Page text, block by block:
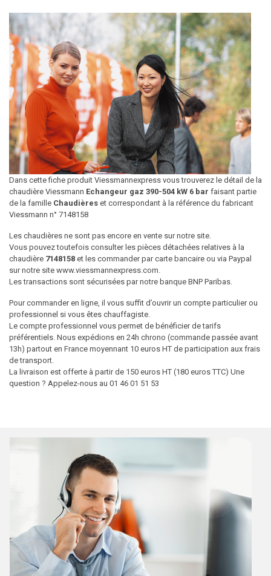
Dans cette fiche produit Viessmannexpress vous trouverez le détail de la
chaudière Viessmann Echangeur gaz 390-504 kW 6 bar faisant partie
de la famille Chaudières et correspondant à la référence du fabricant
Viessmann n° 7148158
Les chaudières ne sont pas encore en vente sur notre site.
Vous pouvez toutefois consulter les pièces détachées relatives à la
chaudière 7148158 et les commander par carte bancaire ou via Paypal
sur notre site www.viessmannexpress.com.
Les transactions sont sécurisées par notre banque BNP Paribas.
Pour commander en ligne, il vous suffit d’ouvrir un compte particulier ou
professionnel si vous êtes chauffagiste.
Le compte professionnel vous permet de bénéficier de tarifs
préférentiels. Nous expédions en 24h chrono (commande passée avant
13h) partout en France moyennant 10 euros HT de participation aux frais
de transport.
La livraison est offerte à partir de 150 euros HT (180 euros TTC) Une
question ? Appelez-nous au 01 46 01 51 53